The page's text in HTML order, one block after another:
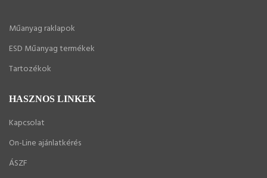
Műanyag raklapok
ESD Műanyag termékek
Tartozékok
HASZNOS LINKEK
Kapcsolat
On-Line ajánlatkérés
ÁSZF